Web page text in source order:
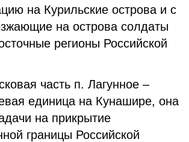
на Курильские острова и с
на острова солдаты
регионы Российской
часть п. Лагунное –
единица на Кунашире, она
на прикрытие
границы Российской